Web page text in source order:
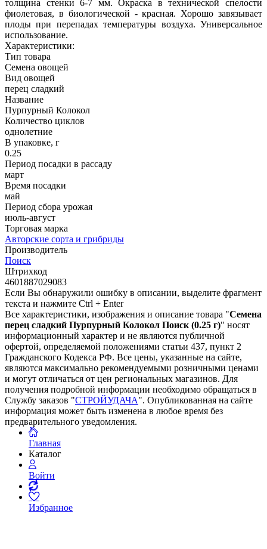
толщина стенки 6-7 мм. Окраска в технической спелости
фиолетовая, в биологической - красная. Хорошо завязывает
плоды при перепадах температуры воздуха. Универсальное
использование.
Характеристики:
Тип товара
Семена овощей
Вид овощей
перец сладкий
Название
Пурпурный Колокол
Количество циклов
однолетние
В упаковке, г
0.25
Период посадки в рассаду
март
Время посадки
май
Период сбора урожая
июль-август
Торговая марка
Авторские сорта и грибриды
Производитель
Поиск
Штрихкод
4601887029083
Если Вы обнаружили ошибку в описании, выделите фрагмент
текста и нажмите Ctrl + Enter
Все характеристики, изображения и описание товара "Семена
перец сладкий Пурпурный Колокол Поиск (0.25 г)" носят
информационный характер и не являются публичной
офертой, определяемой положениями статьи 437, пункт 2
Гражданского Кодекса РФ. Все цены, указанные на сайте,
являются максимально рекомендуемыми розничными ценами
и могут отличаться от цен региональных магазинов. Для
получения подробной информации необходимо обращаться в
Службу заказов "СТРОЙУДАЧА". Опубликованная на сайте
информация может быть изменена в любое время без
предварительного уведомления.
Главная
Каталог
Войти
Избранное